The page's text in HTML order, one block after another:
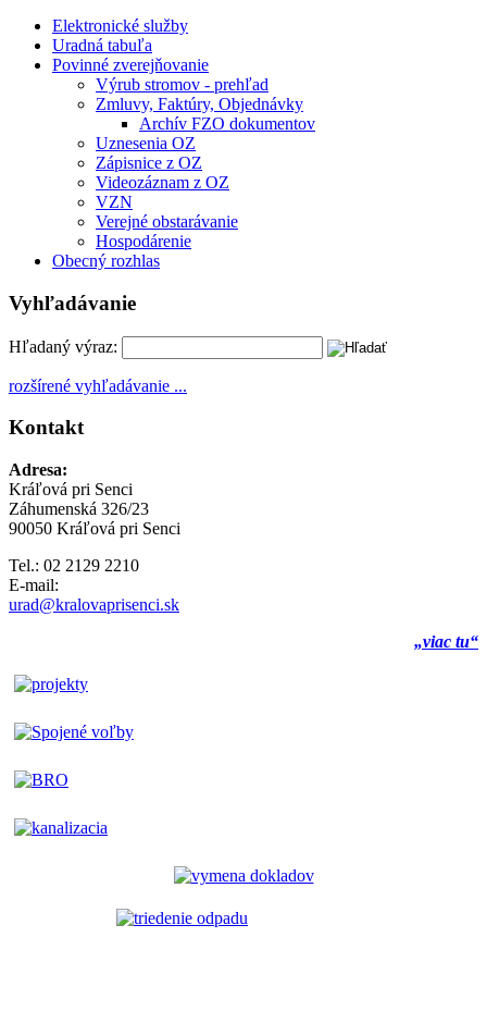
Elektronické služby
Uradná tabuľa
Povinné zverejňovanie
Výrub stromov - prehľad
Zmluvy, Faktúry, Objednávky
Archív FZO dokumentov
Uznesenia OZ
Zápisnice z OZ
Videozáznam z OZ
VZN
Verejné obstarávanie
Hospodárenie
Obecný rozhlas
Vyhľadávanie
Hľadaný výraz:
rozšírené vyhľadávanie ...
Kontakt
Adresa:
Kráľová pri Senci
Záhumenská 326/23
90050 Kráľová pri Senci
Tel.: 02 2129 2210
E-mail:
urad@kralovaprisenci.sk
„viac tu“